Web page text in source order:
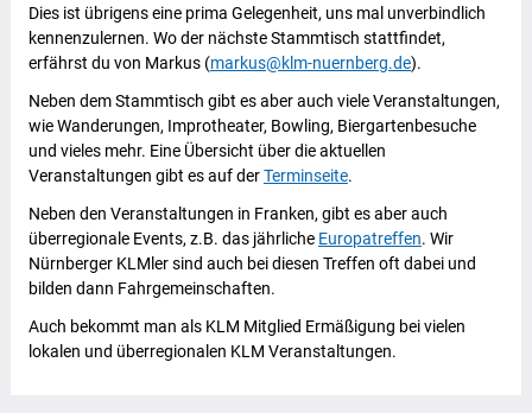
Dies ist übrigens eine prima Gelegenheit, uns mal unverbindlich
kennenzulernen. Wo der nächste Stammtisch stattfindet,
erfährst du von Markus (markus@klm-nuernberg.de).
Neben dem Stammtisch gibt es aber auch viele Veranstaltungen,
wie Wanderungen, Improtheater, Bowling, Biergartenbesuche
und vieles mehr. Eine Übersicht über die aktuellen
Veranstaltungen gibt es auf derTerminseite.
Neben den Veranstaltungen in Franken, gibt es aber auch
überregionale Events, z.B. das jährliche Europatreffen. Wir
Nürnberger KLMler sind auch bei diesen Treffen oft dabei und
bilden dann Fahrgemeinschaften.
Auch bekommt man als KLM Mitglied Ermäßigung bei vielen
lokalen und überregionalen KLM Veranstaltungen.